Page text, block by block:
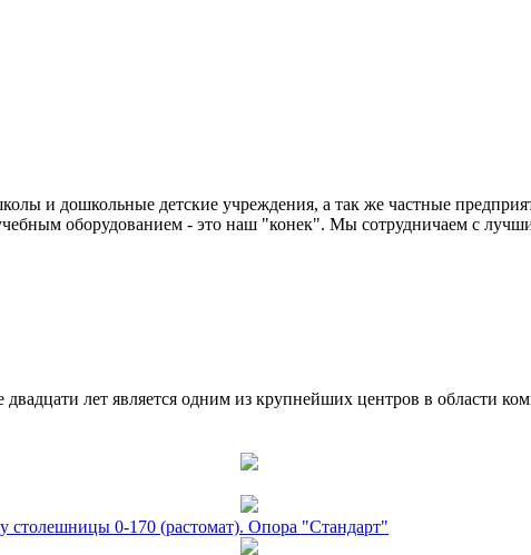
и дошкольные детские учреждения, а так же частные
оборудованием - это наш "конек". Мы сотрудничаем с
лет является одним из крупнейших центров в области
столешницы 0-170 (растомат). Опора "Стандарт"